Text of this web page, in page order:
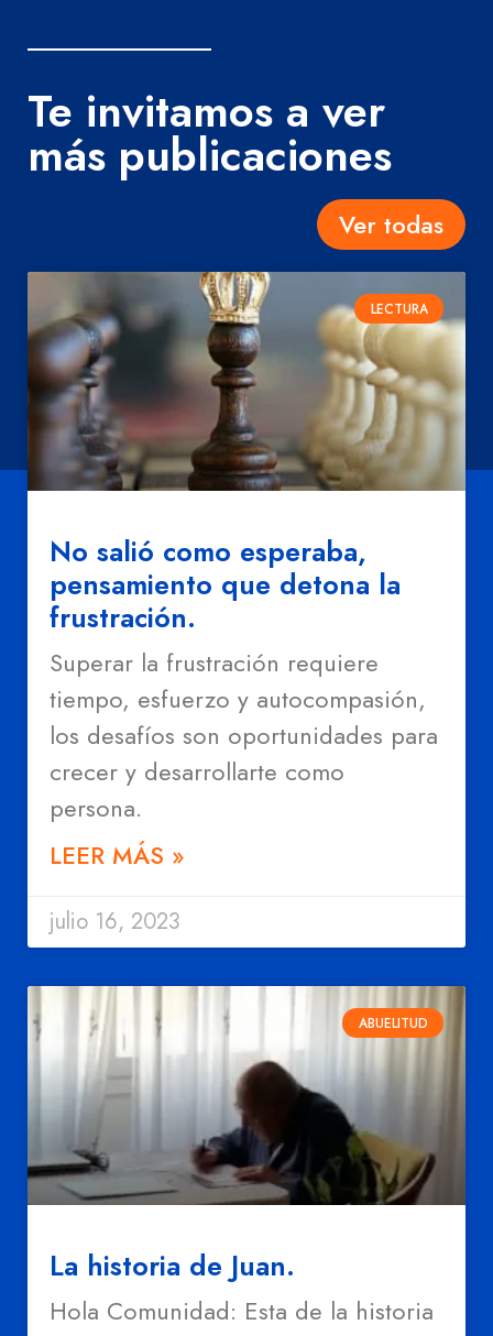
Te invitamos a ver
más publicaciones
Ver todas
LECTURA
No salió como esperaba,
pensamiento que detona la
frustración.
Superar la frustración requiere
tiempo, esfuerzo y autocompasión,
los desafíos son oportunidades para
crecer y desarrollarte como
persona.
LEER MÁS »
julio 16, 2023
ABUELITUD
La historia de Juan.
Hola Comunidad: Esta de la historia